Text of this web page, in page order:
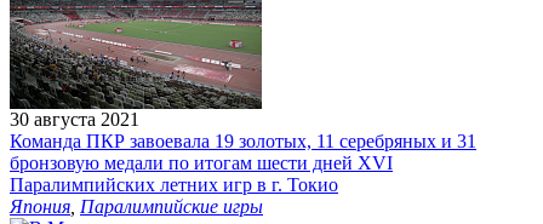
30 августа 2021
Команда ПКР завоевала 19 золотых, 11 серебряных и 31
бронзовую медали по итогам шести дней XVI
Паралимпийских летних игр в г. Токио
Япония Паралимпийские игры